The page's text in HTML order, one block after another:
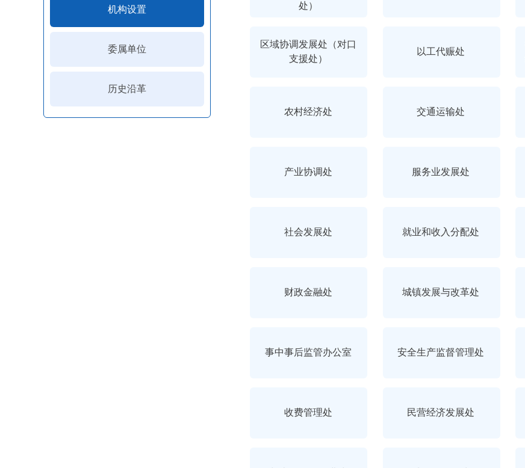
机构设置
委属单位
历史沿革
处）
区域协调发展处（对口
支援处）
以工代赈处
农村经济处 交通运输处
产业协调处 服务业发展处
社会发展处 就业和收入分配处
财政金融处 城镇发展与改革处
事中事后监管办公室 安全生产监督管理处
收费管理处 民营经济发展处